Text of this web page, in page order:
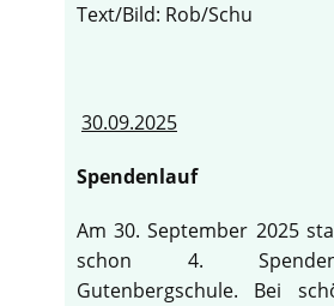
Text/Bild: Rob/Schu
30.09.2025
Spendenlauf
Am 30. September 2025
schon 4.
Gutenbergschule. Bei